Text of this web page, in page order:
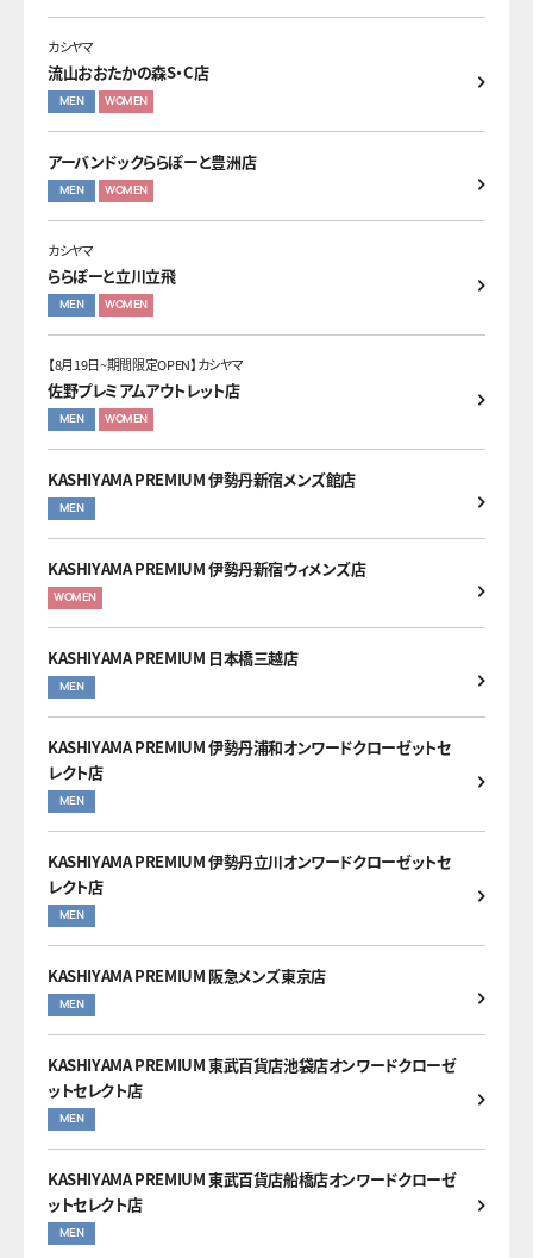
カシヤマ
流山おおたかの森S・C店
MEN WOMEN
アーバンドックららぽーと豊洲店
MEN WOMEN
カシヤマ
ららぽーと立川立飛
MEN WOMEN
【8月19日~期間限定OPEN】カシヤマ
佐野プレミアムアウトレット店
MEN WOMEN
KASHIYAMA PREMIUM 伊勢丹新宿メンズ館店
MEN
KASHIYAMA PREMIUM 伊勢丹新宿ウィメンズ店
WOMEN
KASHIYAMA PREMIUM 日本橋三越店
MEN
KASHIYAMA PREMIUM 伊勢丹浦和オンワードクローゼットセ
レクト店
MEN
KASHIYAMA PREMIUM 伊勢丹立川オンワードクローゼットセ
レクト店
MEN
KASHIYAMA PREMIUM 阪急メンズ東京店
MEN
KASHIYAMA PREMIUM 東武百貨店池袋店オンワードクローゼ
ットセレクト店
MEN
KASHIYAMA PREMIUM 東武百貨店船橋店オンワードクローゼ
ットセレクト店
MEN